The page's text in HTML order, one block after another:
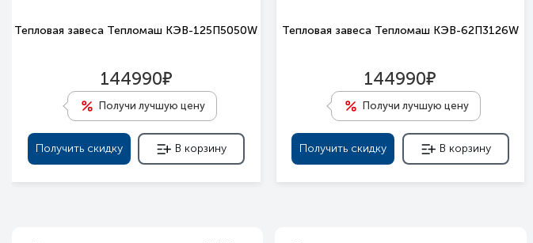
Тепловая завеса Тепломаш КЭВ-125П5050W
144990е
Получи лучшую цену
Получить скидку В корзину
Тепловая завеса Тепломаш КЭВ-62П3126W
144990е
Получи лучшую цену
Получить скидку В корзину